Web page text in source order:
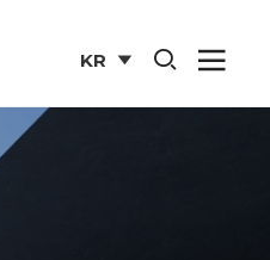
KR
사이트
통합검색 열기
사
열기